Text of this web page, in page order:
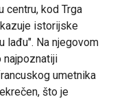
centru, kod Trga
istorijske
lađu". Na njegovom
najpoznatiji
umetnika
što je